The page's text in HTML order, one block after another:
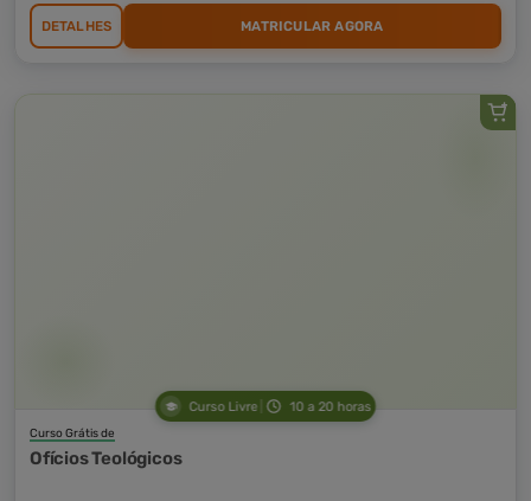
DETALHES MATRICULAR AGORA
Curso Livre 10 a 20 horas
Curso Grátis de
Ofícios Teológicos